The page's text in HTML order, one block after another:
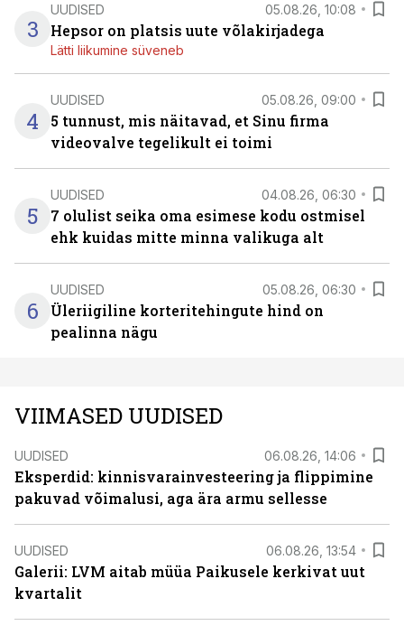
3
UUDISED 05.08.26, 10:08
Hepsor on platsis uute võlakirjadega
Lätti liikumine süveneb
4
UUDISED 05.08.26, 09:00
5 tunnust, mis näitavad, et Sinu firma
videovalve tegelikult ei toimi
5
UUDISED 04.08.26, 06:30
7 olulist seika oma esimese kodu ostmisel
ehk kuidas mitte minna valikuga alt
6
UUDISED 05.08.26, 06:30
Üleriigiline korteritehingute hind on
pealinna nägu
VIIMASED UUDISED
UUDISED 06.08.26, 14:06
Eksperdid: kinnisvarainvesteering ja flippimine
pakuvad võimalusi, aga ära armu sellesse
UUDISED 06.08.26, 13:54
Galerii: LVM aitab müüa Paikusele kerkivat uut
kvartalit